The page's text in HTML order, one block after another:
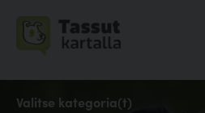
Valitse kategoria(t)